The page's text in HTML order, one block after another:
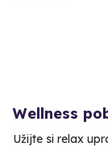
Wellness
Užijte si relax